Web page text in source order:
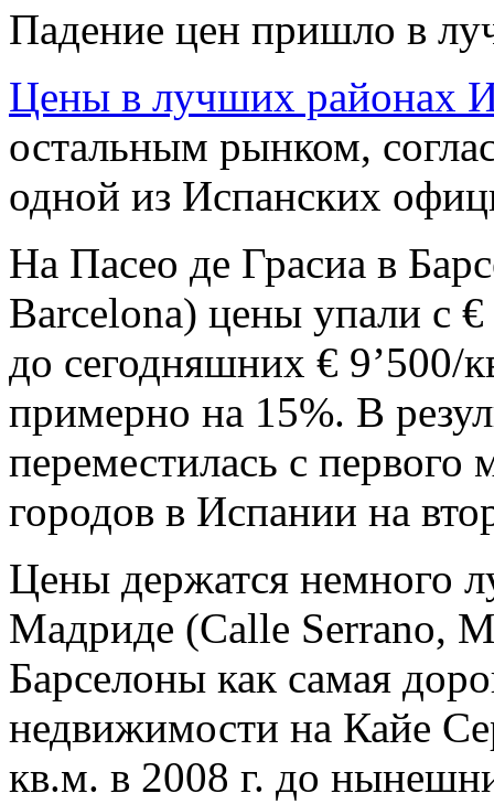
Падение цен пришло в
Цены в лучших районах
остальным рынком,
одной из Испанских
На Пасео де Грасиа в
Barcelona) цены упали с
до сегодняшних € 9’500/
примерно на 15%. В
переместилась с первого
городов в Испании на
Цены держатся немного
Мадриде (Calle Serrano,
Барселоны как самая
недвижимости на Кайе
кв.м. в 2008 г. до